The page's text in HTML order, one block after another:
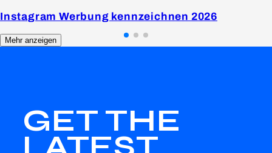
Instagram Werbung kennzeichnen 2026
Mehr anzeigen
GET THE